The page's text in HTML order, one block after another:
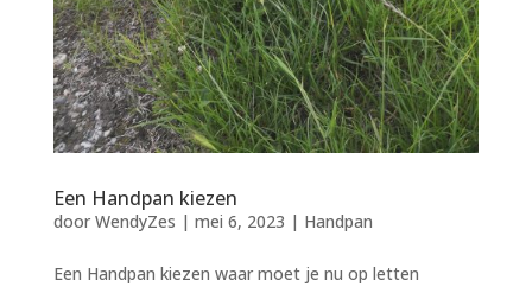
Een Handpan kiezen
door WendyZes | mei 6, 2023 | Handpan
Een Handpan kiezen waar moet je nu op letten